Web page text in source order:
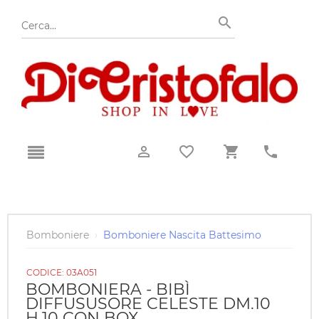
Bomboniere › Bomboniere Nascita Battesimo
CODICE: 03A051
BOMBONIERA - BIBÌ
DIFFUSUSORE CELESTE DM.10